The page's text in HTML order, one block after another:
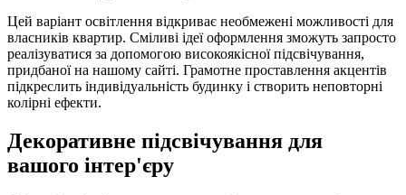
Цей варіант освітлення відкриває необмежені можливості для
власників квартир. Сміливі ідеї оформлення зможуть запросто
реалізуватися за допомогою високоякісної підсвічування,
придбаної на нашому сайті. Грамотне проставлення акцентів
підкреслить індивідуальність будинку і створить неповторні
колірні ефекти.
Декоративне підсвічування для
вашого інтер'єру